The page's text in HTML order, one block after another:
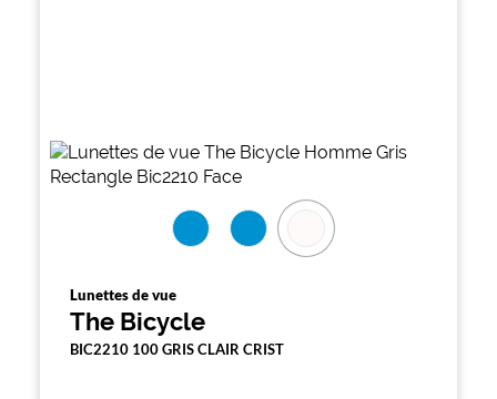
Lunettes de vue
The Bicycle
BIC2210 100 GRIS CLAIR CRIST